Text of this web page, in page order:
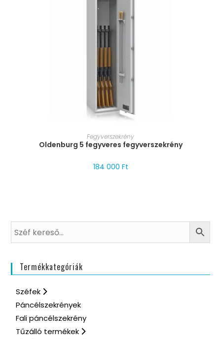
MÉRET VÁLASZTÁSA
Fegyverszekrény
Oldenburg 5 fegyveres fegyverszekrény
184 000 Ft
Termékkategóriák
Széfek
Páncélszekrények
Fali páncélszekrény
Tűzálló termékek